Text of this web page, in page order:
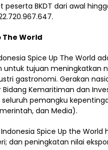
peserta BKDT dari awal
The World
Spice Up The World
tujuan meningkatkan
gastronomi. Gerakan
Bidang Kemaritiman dan
pemangku
dan Media).
Spice Up the
dan peningkatan nilai